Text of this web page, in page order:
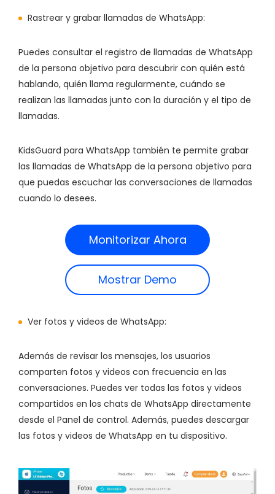
Rastrear y grabar llamadas de WhatsApp:
Puedes consultar el registro de llamadas de WhatsApp
de la persona objetivo para descubrir con quién está
hablando, quién llama regularmente, cuándo se
realizan las llamadas junto con la duración y el tipo de
llamadas.
KidsGuard para WhatsApp también te permite grabar
las llamadas de WhatsApp de la persona objetivo para
que puedas escuchar las conversaciones de llamadas
cuando lo desees.
Monitorizar Ahora
Mostrar Demo
Ver fotos y videos de WhatsApp:
Además de revisar los mensajes, los usuarios
comparten fotos y videos con frecuencia en las
conversaciones. Puedes ver todas las fotos y videos
compartidos en los chats de WhatsApp directamente
desde el Panel de control. Además, puedes descargar
las fotos y videos de WhatsApp en tu dispositivo.